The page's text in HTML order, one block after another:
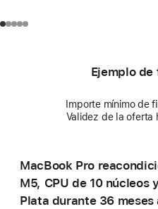
Ejemplo
Importe mínimo de
Validez de la oferta
MacBook Pro
M5, CPU de 10 núcleos
Plata durante 36 meses